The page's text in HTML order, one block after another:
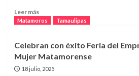
Leer másLeer
más
vialidades
en
cinco
Matamoros Tamaulipas
Celebran con éxito Feria del
Mujer Matamorense
18 julio, 2025